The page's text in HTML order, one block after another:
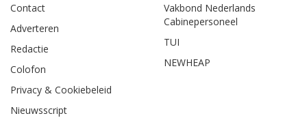
Contact
Adverteren
Redactie
Colofon
Privacy & Cookiebeleid
Nieuwsscript
Vakbond Nederlands
Cabinepersoneel
TUI
NEWHEAP